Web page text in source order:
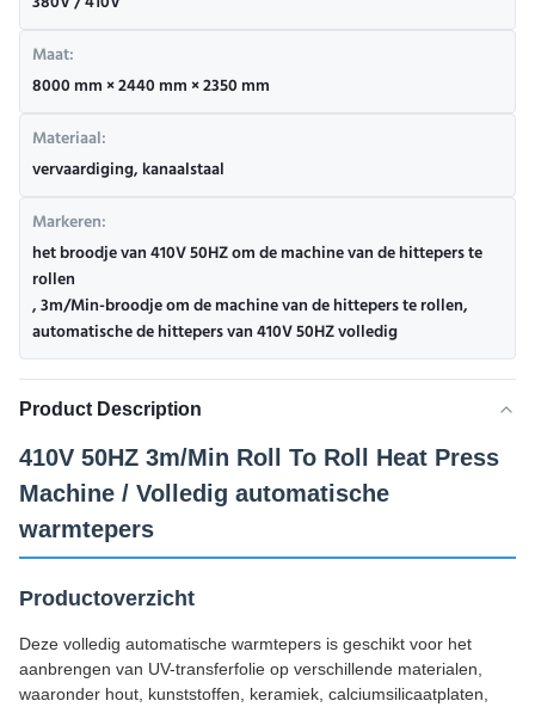
Maat:
8000 mm × 2440 mm × 2350 mm
Materiaal:
vervaardiging, kanaalstaal
Markeren:
het broodje van 410V 50HZ om de machine van de hittepers te
rollen
,3m/Min-broodje om de machine van de hittepers te rollen,
automatische de hittepers van 410V 50HZ volledig
Product Description
410V 50HZ 3m/Min Roll To Roll Heat Press
Machine / Volledig automatische
warmtepers
Productoverzicht
Deze volledig automatische warmtepers is geschikt voor het
aanbrengen van UV-transferfolie op verschillende materialen,
waaronder hout, kunststoffen, keramiek, calciumsilicaatplaten,